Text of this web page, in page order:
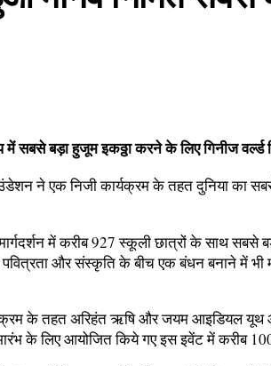
हुजूम इकठ्ठा करने के लिए गिनीज वर्ल्ड
ने एक निजी कार्यक्रम के तहत दुनिया का सबसे
में करीब 927 स्कूली छात्रों के साथ सबसे
और संस्कृति के बीच एक बंधन बनाने में भी
के तहत अरिहंत ऋषि और जयम आइडियल
के लिए आयोजित किये गए इस इवेंट में करीब